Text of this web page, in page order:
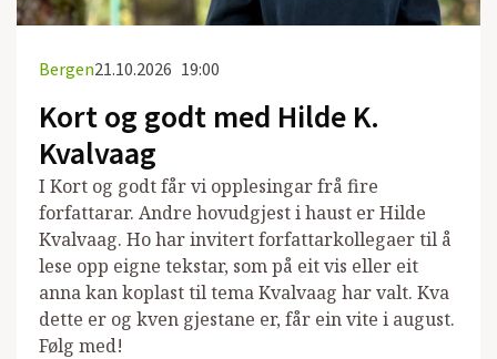
Bergen21.10.2026 19:00
Kort og godt med Hilde K.
Kvalvaag
I Kort og godt får vi opplesingar frå fire
forfattarar. Andre hovudgjest i haust er Hilde
Kvalvaag. Ho har invitert forfattarkollegaer til å
lese opp eigne tekstar, som på eit vis eller eit
anna kan koplast til tema Kvalvaag har valt. Kva
dette er og kven gjestane er, får ein vite i august.
Følg med!